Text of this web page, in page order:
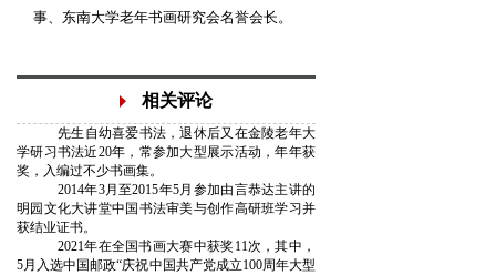
事、东南大学老年书画研究会名誉会长。
相关评论
先生自幼喜爱书法，退休后又在金陵老年大
学研习书法近20年，常参加大型展示活动，年年获
奖，入编过不少书画集。
2014年3月至2015年5月参加由言恭达主讲的
明园文化大讲堂中国书法审美与创作高研班学习并
获结业证书。
2021年在全国书画大赛中获奖11次，其中，
5月入选中国邮政“庆祝中国共产党成立100周年大型